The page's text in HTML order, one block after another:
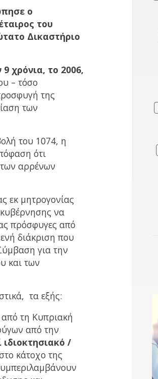
ο
του
Δικαστήριο
9 χρόνια, το 2006,
– τόσο
της
των
του 1074, η
ότι
αρρένων
εκ μητρογονίας
να
πρόσφυγες από
διάκριση που
για την
και των
τα εξής:
τη Κυπριακή
από την
ιδιοκτησιακό /
κάτοχο της